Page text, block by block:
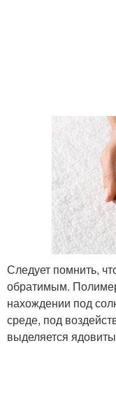
Следует помнить,
обратимым.
нахождении под
среде, под
выделяется